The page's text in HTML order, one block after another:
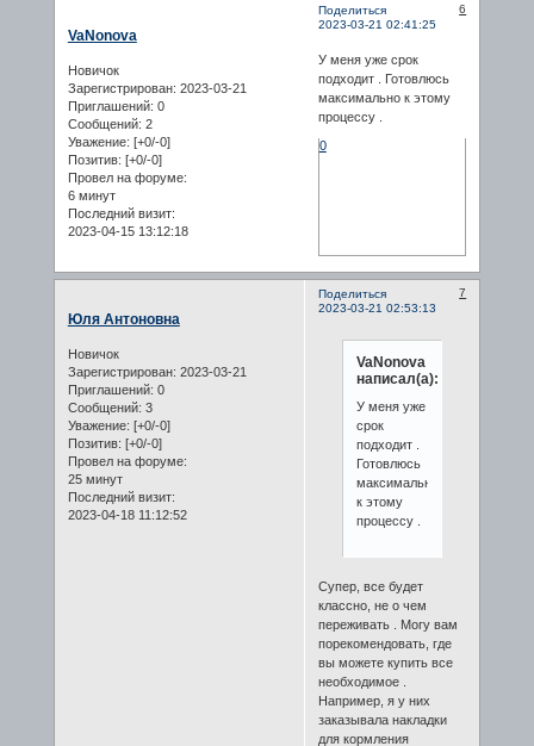
Поделиться
6
2023-03-21 02:41:25
VaNonovа
Новичок
Зарегистрирован: 2023-03-21
Приглашений: 0
Сообщений: 2
Уважение: [+0/-0]
Позитив: [+0/-0]
Провел на форуме:
6 минут
Последний визит:
2023-04-15 13:12:18
У меня уже срок
подходит . Готовлюсь
максимально к этому
процессу .
0
Поделиться
7
2023-03-21 02:53:13
Юля Антоновна
Новичок
Зарегистрирован: 2023-03-21
Приглашений: 0
Сообщений: 3
Уважение: [+0/-0]
Позитив: [+0/-0]
Провел на форуме:
25 минут
Последний визит:
2023-04-18 11:12:52
VaNonovа
написал(а):
У меня уже
срок
подходит .
Готовлюсь
максимально
к этому
процессу .
Супер, все будет
классно, не о чем
переживать . Могу вам
порекомендовать, где
вы можете купить все
необходимое .
Например, я у них
заказывала накладки
для кормления